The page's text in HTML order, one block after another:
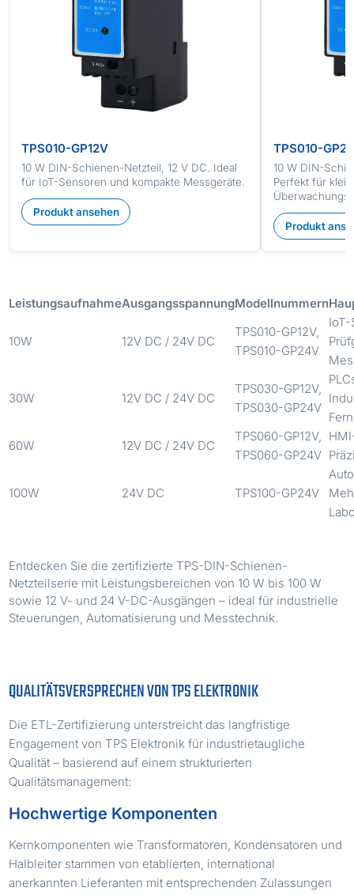
TPS010-GP12V
10 W DIN-Schienen-Netzteil, 12 V DC. Ideal
für IoT-Sensoren und kompakte Messgeräte.
Produkt ansehen
TPS010-
10 W DIN-
Perfekt für
Produkt
LeistungsaufnahmeAusgangsspannungModellnummern
10W 12V DC / 24V DC
TPS010-GP12V,
TPS010-GP24V
IoT-
30W 12V DC / 24V DC
TPS030-GP12V,
TPS030-GP24V
60W
12V DC / 24V DC
TPS060-GP12V,
TPS060-GP24V
100W 24V DC TPS100-GP24V
Entdecken Sie die zertifizierte TPS-DIN-Schienen-
Netzteilserie mit Leistungsbereichen von 10 W bis 100 W
sowie 12 V- und 24 V-DC-Ausgängen – ideal für industrielle
Steuerungen, Automatisierung und Messtechnik.
QUALITÄTSVERSPRECHEN VON TPS ELEKTRONIK
Die ETL-Zertifizierung unterstreicht das langfristige
Engagement von TPS Elektronik für industrietaugliche
Qualität – basierend auf einem strukturierten
Qualitätsmanagement:
Hochwertige Komponenten
Kernkomponenten wie Transformatoren, Kondensatoren und
Halbleiter stammen von etablierten, international
anerkannten Lieferanten mit entsprechenden Zulassungen